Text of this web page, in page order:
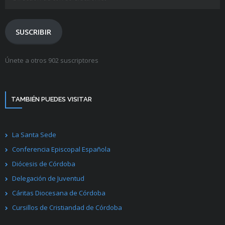
electrónico
SUSCRIBIR
Únete a otros 902 suscriptores
TAMBIÉN PUEDES VISITAR
La Santa Sede
Conferencia Episcopal Española
Diócesis de Córdoba
Delegación de Juventud
Cáritas Diocesana de Córdoba
Cursillos de Cristiandad de Córdoba